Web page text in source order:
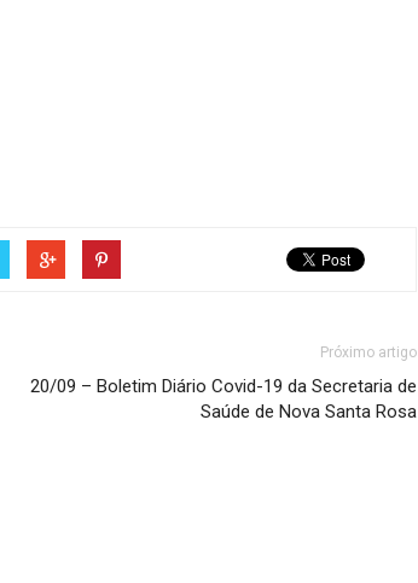
Próximo artigo
20/09 – Boletim Diário Covid-19 da Secretaria de
Saúde de Nova Santa Rosa